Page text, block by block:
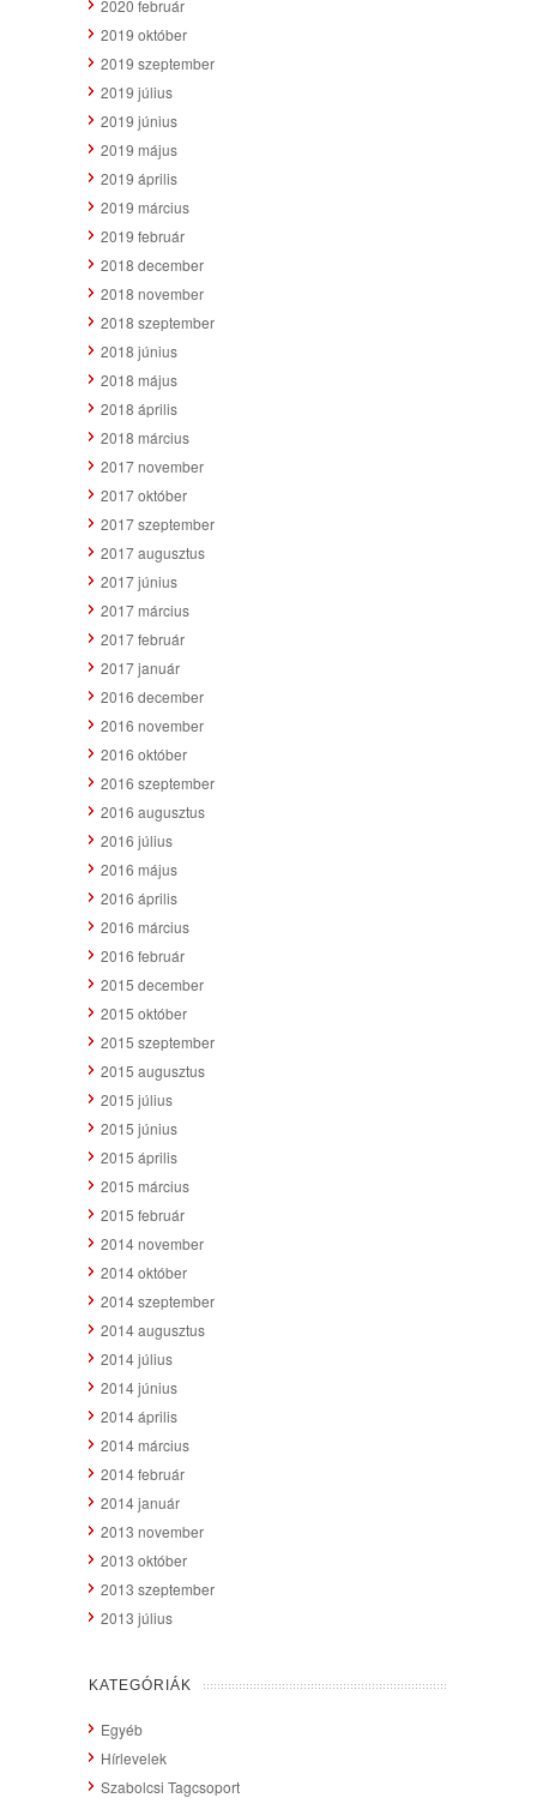
2020 február
2019 október
2019 szeptember
2019 július
2019 június
2019 május
2019 április
2019 március
2019 február
2018 december
2018 november
2018 szeptember
2018 június
2018 május
2018 április
2018 március
2017 november
2017 október
2017 szeptember
2017 augusztus
2017 június
2017 március
2017 február
2017 január
2016 december
2016 november
2016 október
2016 szeptember
2016 augusztus
2016 július
2016 május
2016 április
2016 március
2016 február
2015 december
2015 október
2015 szeptember
2015 augusztus
2015 július
2015 június
2015 április
2015 március
2015 február
2014 november
2014 október
2014 szeptember
2014 augusztus
2014 július
2014 június
2014 április
2014 március
2014 február
2014 január
2013 november
2013 október
2013 szeptember
2013 július
KATEGÓRIÁK
Egyéb
Hírlevelek
Szabolcsi Tagcsoport